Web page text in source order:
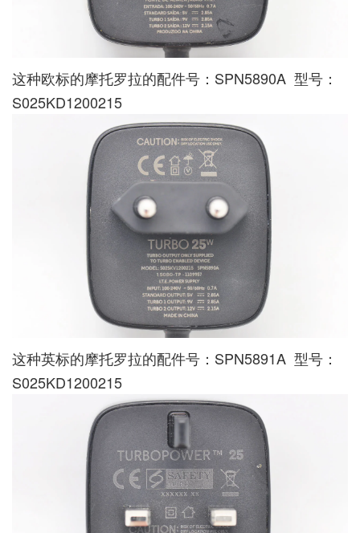
这种欧标的摩托罗拉的配件号：SPN5890A 型号：
S025KD1200215
这种英标的摩托罗拉的配件号：SPN5891A 型号：
S025KD1200215